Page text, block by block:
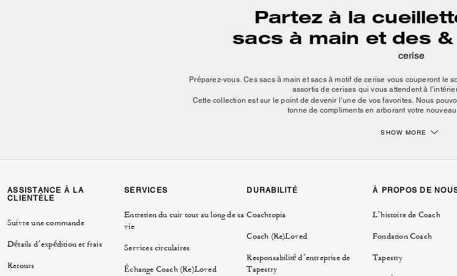
Partez à la
sacs à main et des
cerise
Préparez-vous. Ces sacs à main et sacs à motif de cerise vous couperont le
assortis de cerises qui vous attendent à
Cette collection est sur le point de devenir l’une de vos favorites. Nous
tonne de compliments en arborant votre
Sacs à imprimé de cerise pour
Rehaussez le plaisir avec des cerises rouge vif. Après tout, il n’y a rien
Avec leur forme unique inspirée des années 90 et leur bandoulière
tourner les têtes partout où vous allez. Si vous aimez l’esthétique de la
essayez l’un de nos sacs à main cerise rouge unis. Peu importe le style que
emblématique
Et lorsque votre sac a besoin d’une touche de personnalité, nous avons des
de sac en forme de cerise sont tellement mignonnes qu’elles ajouteront
Que vous ayez un sac à main ou un cabas
qui vous attend à la maison, les
SHOW MORE
ASSISTANCE À LA
CLIENTÈLE
Suivre une commande
Détails d’expédition et frais
Retours
SERVICES
Entretien du cuir tout au long de sa
vie
Services circulaires
Échange Coach (Re)Loved
DURABILITÉ
Coachtopia
Coach (Re)Loved
Responsabilité d’entreprise de
Tapestry
À PROPOS DE
L’histoire de Coach
Fondation Coach
Tapestry